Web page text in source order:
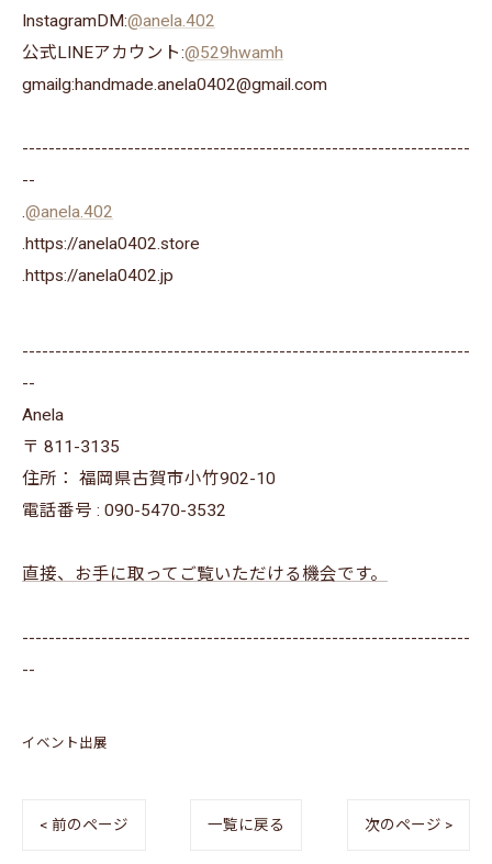
InstagramDM:@anela.402
公式LINEアカウント:@529hwamh
gmailg:handmade.anela0402@gmail.com
--------------------------------------------------------------------
--
.@anela.402
.https://anela0402.store
⁡.https://anela0402.jp⁡⁡
--------------------------------------------------------------------
--
Anela
〒 811-3135
住所： 福岡県古賀市小竹902-10
電話番号 : 090-5470-3532
直接、お手に取ってご覧いただける機会です。
--------------------------------------------------------------------
--
イベント出展
< 前のページ 一覧に戻る 次のページ >